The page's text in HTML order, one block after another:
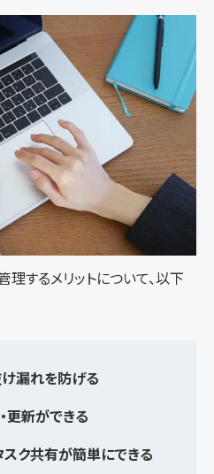
理するメリットについて、以下
漏れを防げる
更新ができる
ク共有が簡単にできる